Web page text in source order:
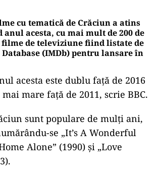
cu tematică de Crăciun a atins
acesta, cu mai mult de 200 de
de televiziune fiind listate de
(IMDb) pentru lansare în
acesta este dublu faţă de 2016
mare faţă de 2011, scrie BBC.
sunt populare de mulţi ani,
se „It’s A Wonderful
Alone” (1990) şi „Love